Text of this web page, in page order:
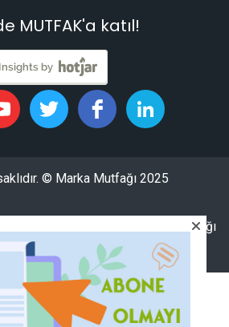
MUTFAK'a katıl!
© Marka Mutfağı 2025
hem de “Mantık Olarak” Marka Mutfağı
güzel, siz de gelin..